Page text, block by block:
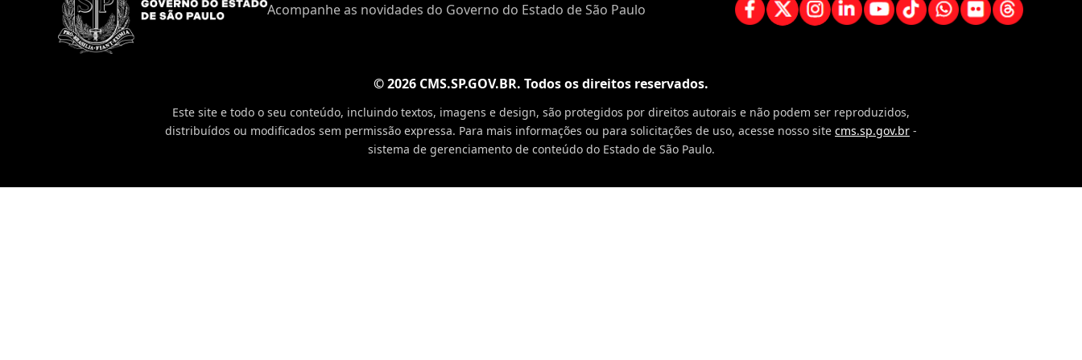
Acompanhe as novidades do Governo do Estado de São Paulo
© 2026 CMS.SP.GOV.BR. Todos os direitos reservados.
Este site e todo o seu conteúdo, incluindo textos, imagens e design, são protegidos por direitos autorais e não podem ser reproduzidos,
distribuídos ou modificados sem permissão expressa. Para mais informações ou para solicitações de uso, acesse nosso site cms.sp.gov.br -
sistema de gerenciamento de conteúdo do Estado de São Paulo.